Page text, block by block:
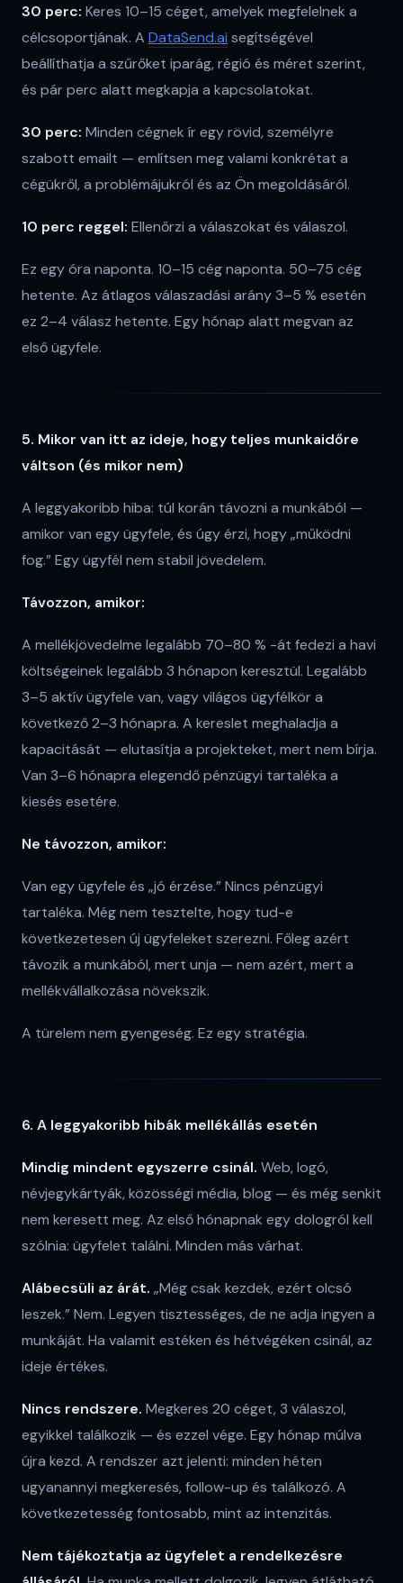
30 perc: Keres 10–15 céget, amelyek megfelelnek a
célcsoportjának. A DataSend.ai segítségével
beállíthatja a szűrőket iparág, régió és méret szerint,
és pár perc alatt megkapja a kapcsolatokat.
30 perc: Minden cégnek ír egy rövid, személyre
szabott emailt — említsen meg valami konkrétat a
cégükről, a problémájukról és az Ön megoldásáról.
10 perc reggel: Ellenőrzi a válaszokat és válaszol.
Ez egy óra naponta. 10–15 cég naponta. 50–75 cég
hetente. Az átlagos válaszadási arány 3–5 % esetén
ez 2–4 válasz hetente. Egy hónap alatt megvan az
első ügyfele.
5. Mikor van itt az ideje, hogy teljes munkaidőre
váltson (és mikor nem)
A leggyakoribb hiba: túl korán távozni a munkából —
amikor van egy ügyfele, és úgy érzi, hogy „működni
fog.” Egy ügyfél nem stabil jövedelem.
Távozzon, amikor:
A mellékjövedelme legalább 70–80 % -át fedezi a havi
költségeinek legalább 3 hónapon keresztül. Legalább
3–5 aktív ügyfele van, vagy világos ügyfélkör a
következő 2–3 hónapra. A kereslet meghaladja a
kapacitását — elutasítja a projekteket, mert nem bírja.
Van 3–6 hónapra elegendő pénzügyi tartaléka a
kiesés esetére.
Ne távozzon, amikor:
Van egy ügyfele és „jó érzése.” Nincs pénzügyi
tartaléka. Még nem tesztelte, hogy tud-e
következetesen új ügyfeleket szerezni. Főleg azért
távozik a munkából, mert unja — nem azért, mert a
mellékvállalkozása növekszik.
A türelem nem gyengeség. Ez egy stratégia.
6. A leggyakoribb hibák mellékállás esetén
Mindig mindent egyszerre csinál. Web, logó,
névjegykártyák, közösségi média, blog — és még senkit
nem keresett meg. Az első hónapnak egy dologról kell
szólnia: ügyfelet találni. Minden más várhat.
Alábecsüli az árát. „Még csak kezdek, ezért olcsó
leszek.” Nem. Legyen tisztességes, de ne adja ingyen a
munkáját. Ha valamit estéken és hétvégéken csinál, az
ideje értékes.
Nincs rendszere. Megkeres 20 céget, 3 válaszol,
egyikkel találkozik — és ezzel vége. Egy hónap múlva
újra kezd. A rendszer azt jelenti: minden héten
ugyanannyi megkeresés, follow-up és találkozó. A
következetesség fontosabb, mint az intenzitás.
Nem tájékoztatja az ügyfelet a rendelkezésre